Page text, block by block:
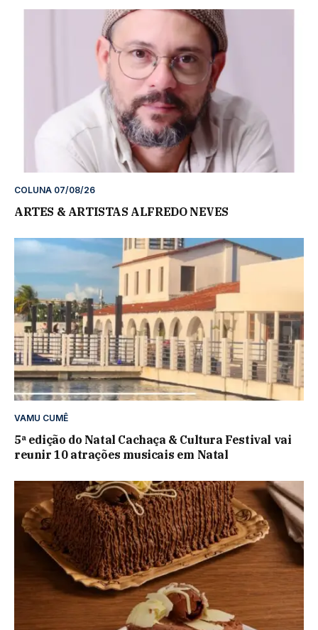
COLUNA 07/08/26
ARTES & ARTISTAS ALFREDO NEVES
VAMU CUMÊ
5ª edição do Natal Cachaça & Cultura Festival vai
reunir 10 atrações musicais em Natal